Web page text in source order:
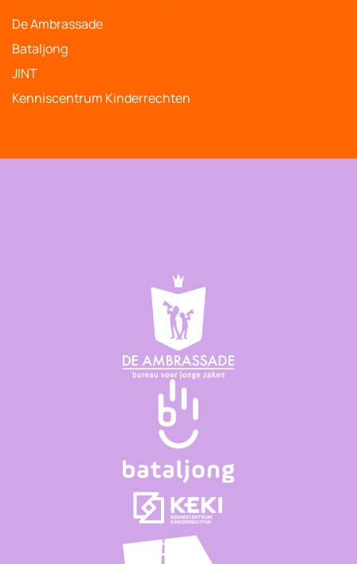
De Ambrassade
Bataljong
JINT
Kenniscentrum Kinderrechten